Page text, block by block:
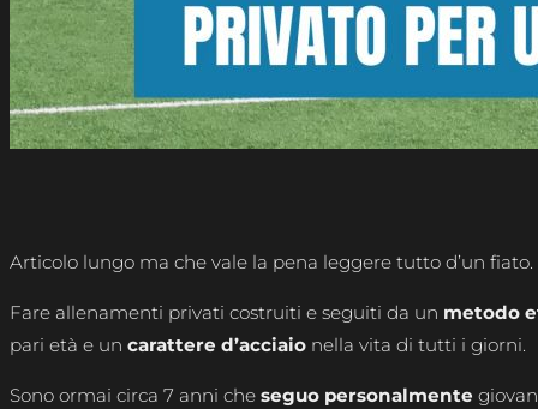
Articolo lungo ma che vale la pena leggere tutto d’un fiato.
Fare allenamenti privati costruiti e seguiti da un metodo
pari età e un carattere d’acciaio nella vita di tutti i giorni.
Sono ormai circa 7 anni che seguo personalmente